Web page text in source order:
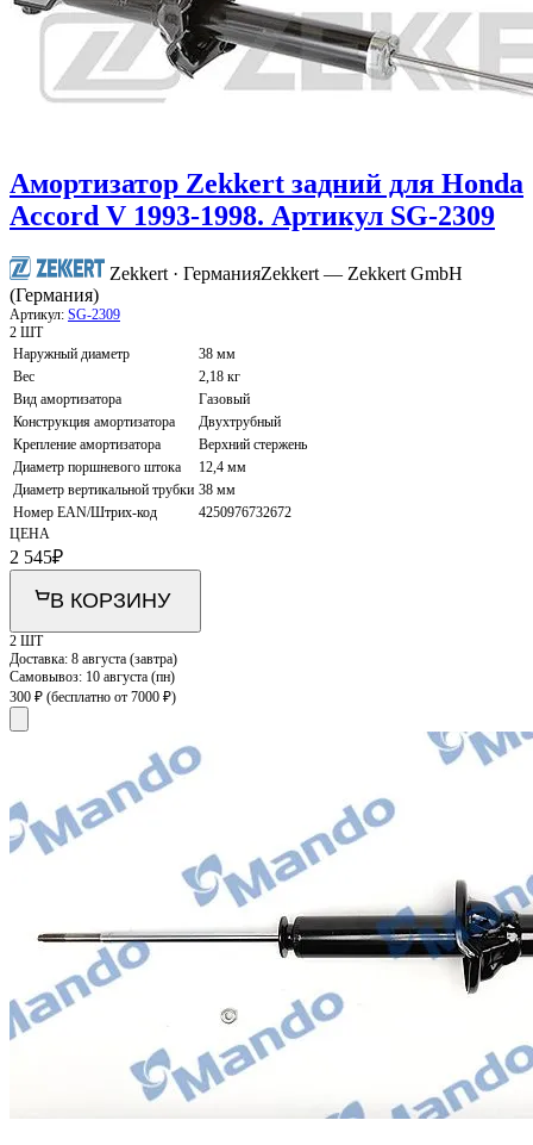
Амортизатор Zekkert задний для Honda
Accord V 1993-1998. Артикул SG-2309
Zekkert · ГерманияZekkert — Zekkert GmbH
(Германия)
Артикул: SG-2309
2 ШТ
Наружный диаметр
38 мм
Вес
2,18 кг
Вид амортизатора
Газовый
Конструкция амортизатора
Двухтрубный
Крепление амортизатора
Верхний стержень
Диаметр поршневого штока
12,4 мм
Диаметр вертикальной трубки 38 мм
Номер EAN/Штрих-код
4250976732672
ЦЕНА
2 545₽
В КОРЗИНУ
2 ШТ
Доставка: 8 августа (завтра)
Самовывоз: 10 августа (пн)
300 ₽ (бесплатно от 7000 ₽)